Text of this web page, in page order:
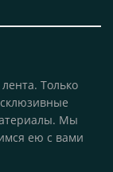
Только
Мы
ею с вами